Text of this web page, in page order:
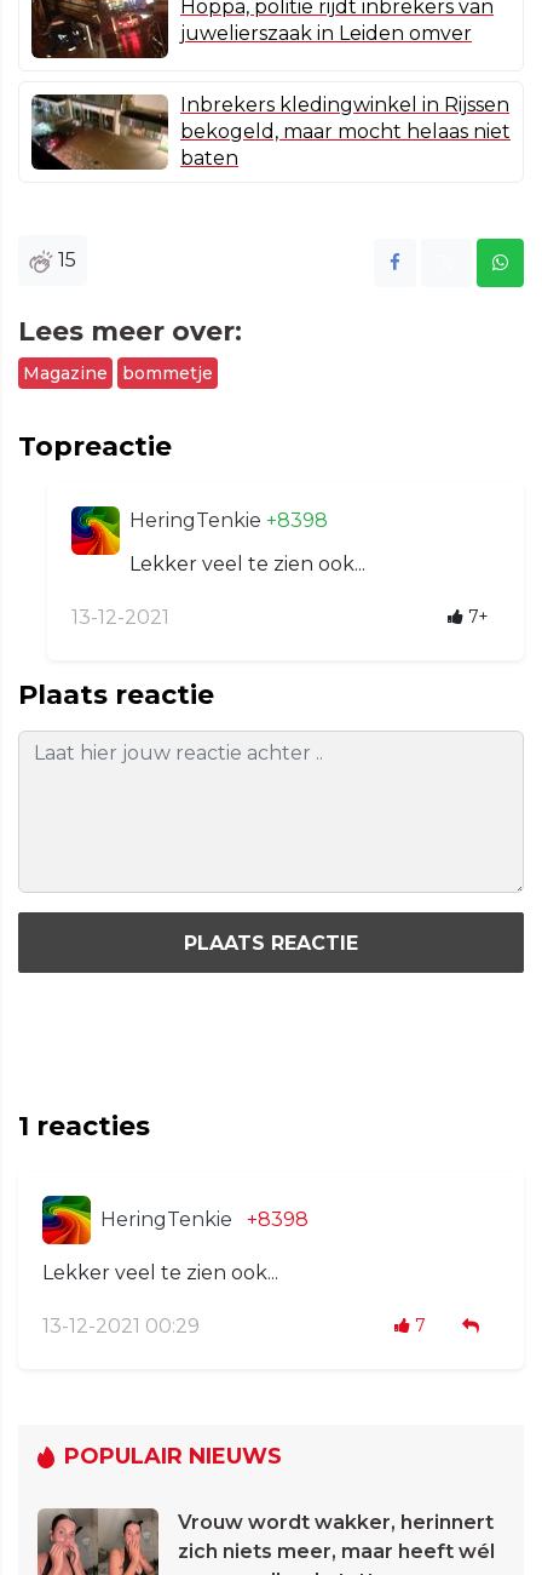
Hoppa, politie rijdt inbrekers van
juwelierszaak in Leiden omver
Inbrekers kledingwinkel in Rijssen
bekogeld, maar mocht helaas niet
baten
15
Lees meer over:
Magazine bommetje
Topreactie
HeringTenkie +8398
Lekker veel te zien ook...
13-12-2021 7+
Plaats reactie
PLAATS REACTIE
1 reacties
HeringTenkie +8398
Lekker veel te zien ook...
13-12-2021 00:29 7
POPULAIR NIEUWS
Vrouw wordt wakker, herinnert
zich niets meer, maar heeft wél